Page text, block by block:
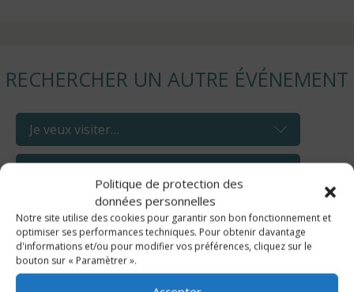
Politique de protection des
données personnelles
Notre site utilise des cookies pour garantir son bon fonctionnement et
optimiser ses performances techniques. Pour obtenir davantage
d'informations et/ou pour modifier vos préférences, cliquez sur le
bouton sur « Paramètrer ».
RECHERCHER UN AUTRE ÉVÉNEMENT